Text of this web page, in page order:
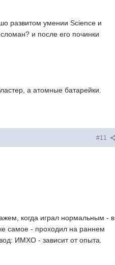
развитом умении Science и
и после его починки
а атомные батарейки.
#11
когда играл нормальным - в
самое - проходил на раннем
ИМХО - зависит от опыта.